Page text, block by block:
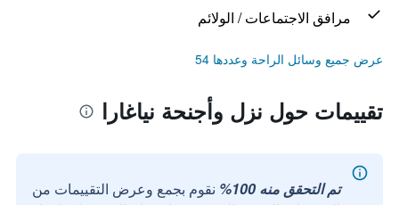
مرافق الاجتماعات / الولائم
عرض جميع وسائل الراحة وعددها 54
تقييمات حول نزل وأجنحة نياغارا
تم التحقق منه 100%
نقوم بجمع وعرض التقييمات من